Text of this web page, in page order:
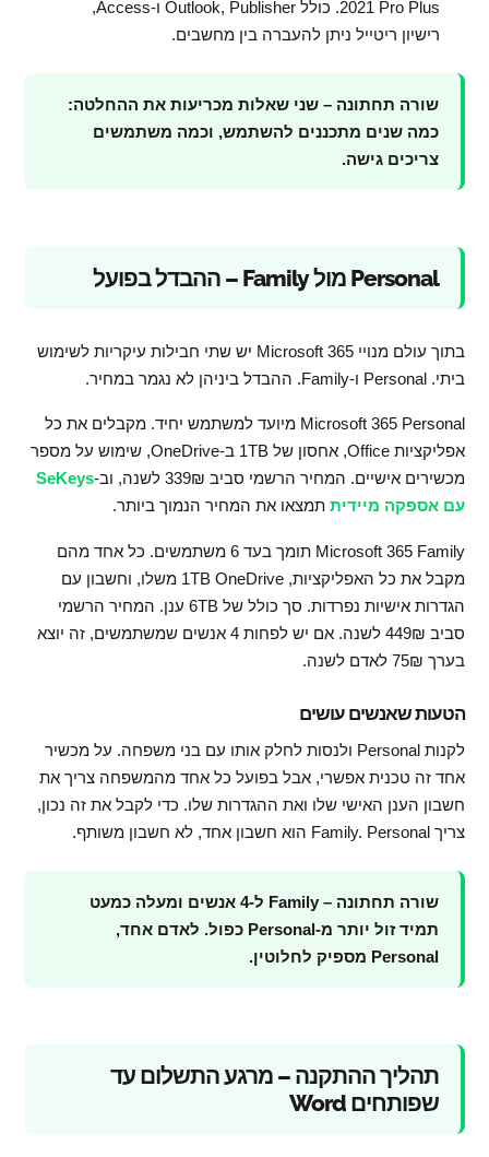
2021 Pro Plus. כולל Outlook, Publisher ו-Access,
רישיון ריטייל ניתן להעברה בין מחשבים.
שורה תחתונה – שני שאלות מכריעות את ההחלטה:
כמה שנים מתכננים להשתמש, וכמה משתמשים
צריכים גישה.
Personal מול Family – ההבדל בפועל
בתוך עולם מנויי Microsoft 365 יש שתי חבילות עיקריות לשימוש
ביתי. Personal ו-Family. ההבדל ביניהן לא נגמר במחיר.
Microsoft 365 Personal מיועד למשתמש יחיד. מקבלים את כל
אפליקציות Office, אחסון של 1TB ב-OneDrive, שימוש על מספר
מכשירים אישיים. המחיר הרשמי סביב 339₪ לשנה, וב-
SeKeys
עם אספקה מיידית תמצאו את המחיר הנמוך ביותר.
Microsoft 365 Family תומך בעד 6 משתמשים. כל אחד מהם
מקבל את כל האפליקציות, 1TB OneDrive משלו, וחשבון עם
הגדרות אישיות נפרדות. סך כולל של 6TB ענן. המחיר הרשמי
סביב 449₪ לשנה. אם יש לפחות 4 אנשים שמשתמשים, זה יוצא
בערך 75₪ לאדם לשנה.
הטעות שאנשים עושים
לקנות Personal ולנסות לחלק אותו עם בני משפחה. על מכשיר
אחד זה טכנית אפשרי, אבל בפועל כל אחד מהמשפחה צריך את
חשבון הענן האישי שלו ואת ההגדרות שלו. כדי לקבל את זה נכון,
צריך Family. Personal הוא חשבון אחד, לא חשבון משותף.
שורה תחתונה – Family ל-4 אנשים ומעלה כמעט
תמיד זול יותר מ-Personal כפול. לאדם אחד,
Personal מספיק לחלוטין.
תהליך ההתקנה – מרגע התשלום עד
שפותחים Word